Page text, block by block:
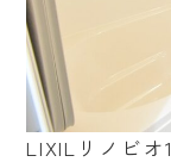
LIXILリノビ